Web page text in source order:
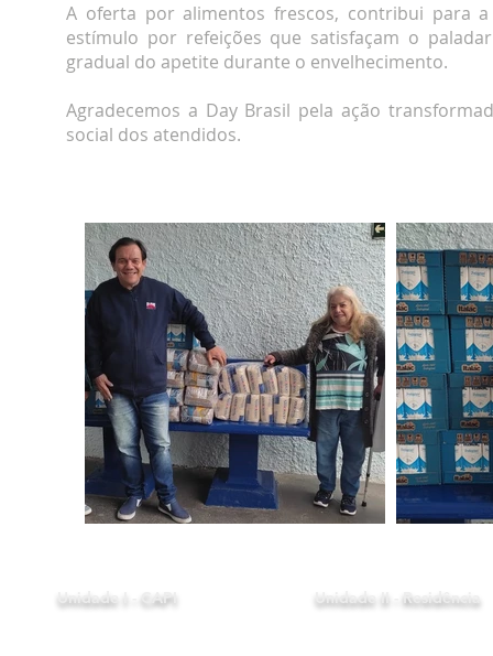
A oferta por alimentos frescos, contribui para
estímulo por refeições que satisfaçam o
gradual do apetite durante o envelhecimento.
Agradecemos a Day Brasil pela ação
social dos atendidos.
Unidade I - CAPI Unidade II - Residência